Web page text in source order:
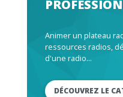
Animer un plateau
ressources radios,
d'une radio...
DÉCOUVREZ LE